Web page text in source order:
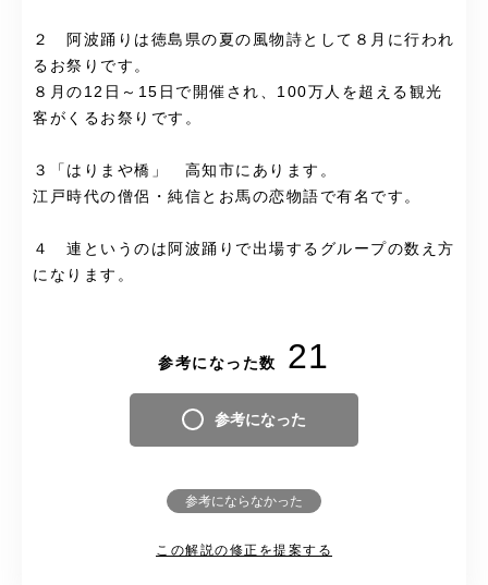
２ 阿波踊りは徳島県の夏の風物詩として８月に行われ
るお祭りです。
８月の12日～15日で開催され、100万人を超える観光
客がくるお祭りです。
３「はりまや橋」 高知市にあります。
江戸時代の僧侶・純信とお馬の恋物語で有名です。
４ 連というのは阿波踊りで出場するグループの数え方
になります。
参考になった数 21
参考になった
参考にならなかった
この解説の修正を提案する